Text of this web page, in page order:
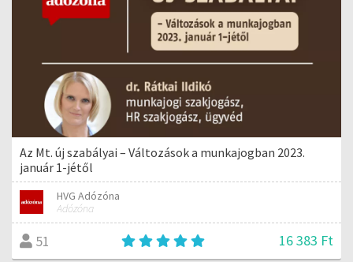
Az Mt. új szabályai – Változások a munkajogban 2023.
január 1-jétől
HVG Adózóna
Adózóna
51 16 383 Ft